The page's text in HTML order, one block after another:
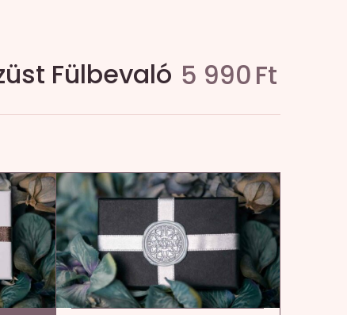
Fülbevaló 5 990Ft